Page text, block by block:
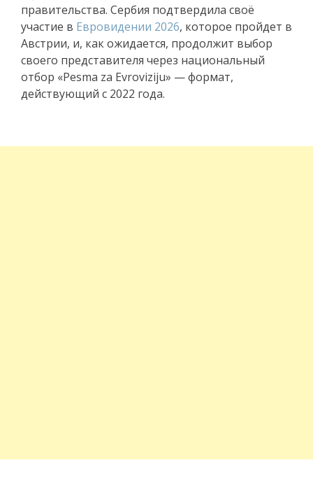
правительства. Сербия подтвердила своё
участие в Евровидении 2026, которое пройдет в
Австрии, и, как ожидается, продолжит выбор
своего представителя через национальный
отбор «Pesma za Evroviziju» — формат,
действующий с 2022 года.